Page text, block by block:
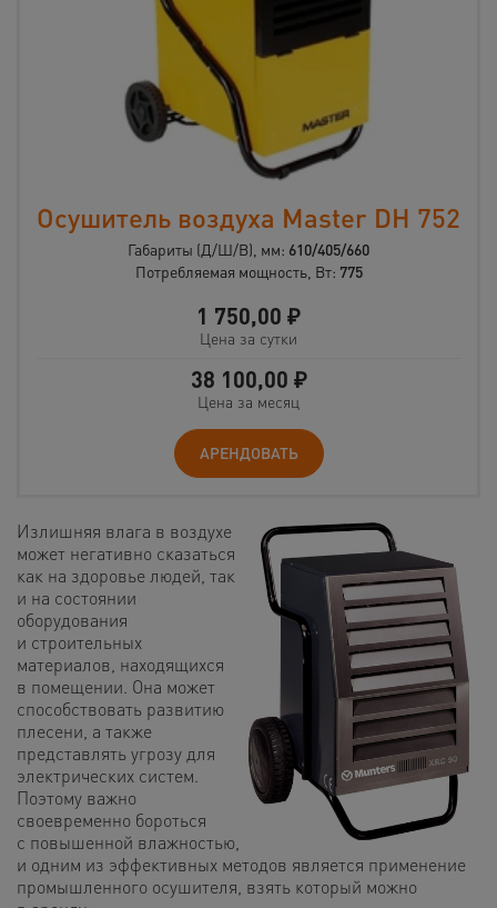
Осушитель воздуха Master DH 752
Габариты (Д/Ш/В), мм: 610/405/660
Потребляемая мощность, Вт: 775
1 750,00 ₽
Цена за сутки
38 100,00 ₽
Цена за месяц
АРЕНДОВАТЬ
Излишняя влага в воздухе
может негативно сказаться
как на здоровье людей, так
и на состоянии
оборудования
и строительных
материалов, находящихся
в помещении. Она может
способствовать развитию
плесени, а также
представлять угрозу для
электрических систем.
Поэтому важно
своевременно бороться
с повышенной влажностью,
и одним из эффективных методов является применение
промышленного осушителя, взять который можно